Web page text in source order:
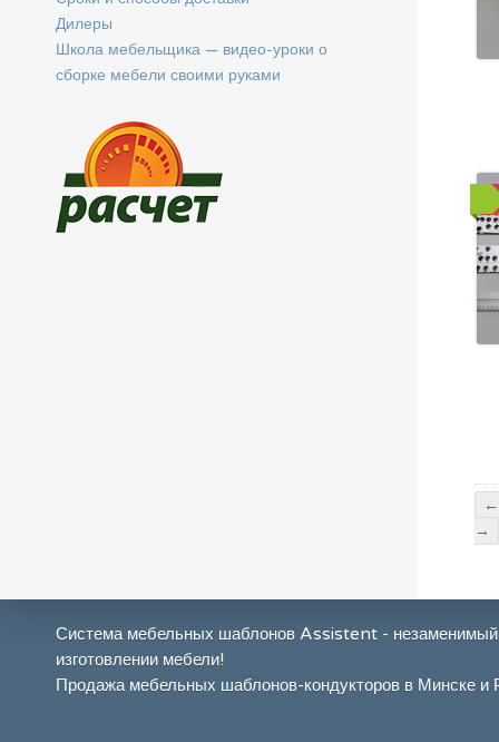
→
Дилеры
Школа мебельщика — видео-уроки о
сборке мебели своими руками
Система мебельных шаблонов Assistent -
изготовлении мебели!
Продажа мебельных шаблонов-кондукторов в Минске и